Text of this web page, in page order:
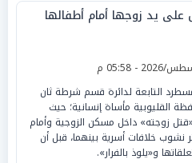
على يد زوجها أمام أطفالها
التابعة لدائرة قسم شرطة ثان
القليوبية مأساة إنسانية؛ حيث
زوجته» داخل مسكن الزوجية وأمام
نشوب خلافات أسرية بينهما، قبل أن
و«يلوذ بالفرار».